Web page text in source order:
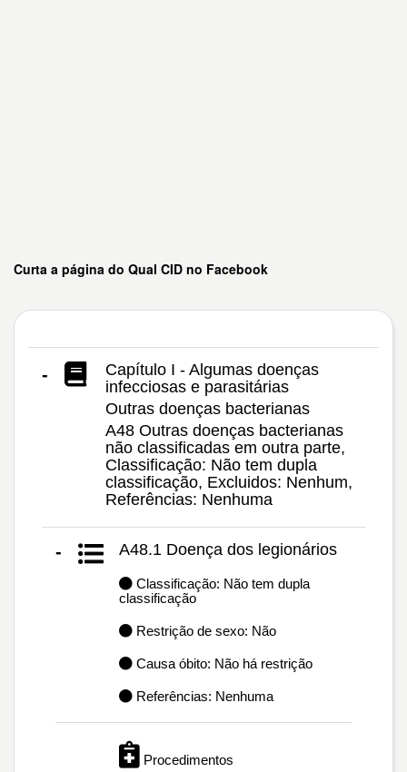
Curta a página do Qual CID no Facebook
-
Capítulo I - Algumas doenças
infecciosas e parasitárias
Outras doenças bacterianas
A48 Outras doenças bacterianas
não classificadas em outra parte,
Classificação: Não tem dupla
classificação, Excluidos: Nenhum,
Referências: Nenhuma
- A48.1 Doença dos legionários
Classificação: Não tem dupla
classificação
Restrição de sexo: Não
Causa óbito: Não há restrição
Referências: Nenhuma
Procedimentos